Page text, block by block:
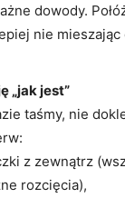
dowody.
nie
„jak jest”
taśmy, nie
z zewnątrz
rozcięcia),